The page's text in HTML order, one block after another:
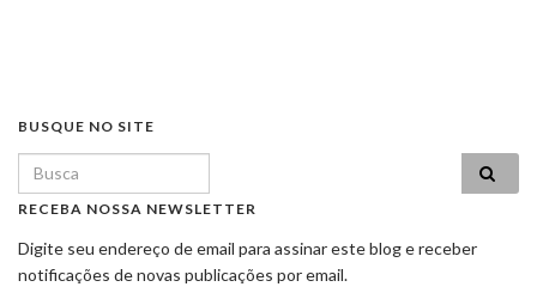
BUSQUE NO SITE
Search for:
RECEBA NOSSA NEWSLETTER
Digite seu endereço de email para assinar este blog e receber
notificações de novas publicações por email.